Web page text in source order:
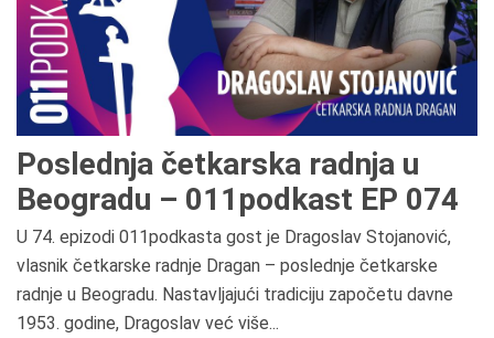
Poslednja četkarska radnja u
Beogradu – 011podkast EP 074
U 74. epizodi 011podkasta gost je Dragoslav Stojanović,
vlasnik četkarske radnje Dragan – poslednje četkarske
radnje u Beogradu. Nastavljajući tradiciju započetu davne
1953. godine, Dragoslav već više...